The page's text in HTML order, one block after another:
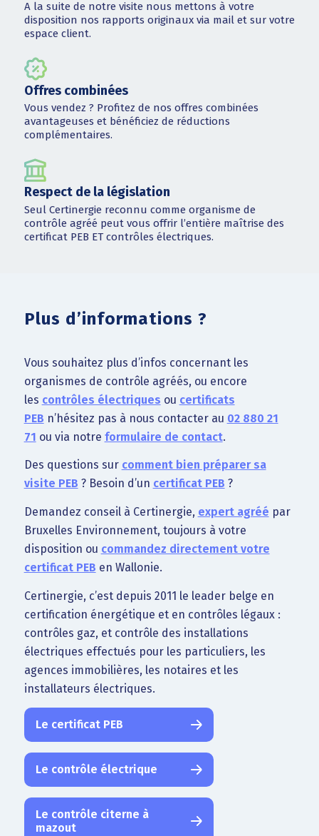
A la suite de notre visite nous mettons à votre
disposition nos rapports originaux via mail et sur votre
espace client.
Offres combinées
Vous vendez ? Profitez de nos offres combinées
avantageuses et bénéficiez de réductions
complémentaires.
Respect de la législation
Seul Certinergie reconnu comme organisme de
contrôle agréé peut vous offrir l’entière maîtrise des
certificat PEB ET contrôles électriques.
Plus d’informations ?
Vous souhaitez plus d’infos concernant les
organismes de contrôle agréés, ou encore
les contrôles électriques ou certificats
PEB n’hésitez pas à nous contacter au 02 880 21
71 ou via notre formulaire de contact.
Des questions sur comment bien préparer sa
visite PEB ? Besoin d’un certificat PEB ?
Demandez conseil à Certinergie, expert agréé par
Bruxelles Environnement, toujours à votre
disposition ou commandez directement votre
certificat PEB en Wallonie.
Certinergie, c’est depuis 2011 le leader belge en
certification énergétique et en contrôles légaux :
contrôles gaz, et contrôle des installations
électriques effectués pour les particuliers, les
agences immobilières, les notaires et les
installateurs électriques.
Le certificat PEB
Le contrôle électrique
Le contrôle citerne à
mazout